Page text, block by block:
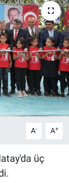
A- A+
üç